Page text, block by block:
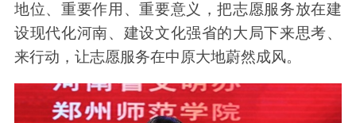
地位、重要作用、重要意义，把志愿服务放在建
设现代化河南、建设文化强省的大局下来思考、
来行动，让志愿服务在中原大地蔚然成风。